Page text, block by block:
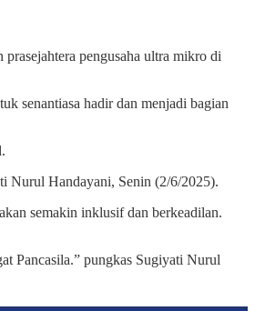
pengusaha ultra mikro di
senantiasa hadir dan menjadi bagian
Nurul Handayani, Senin (2/6/2025).
semakin inklusif dan berkeadilan.
Pancasila.” pungkas Sugiyati Nurul